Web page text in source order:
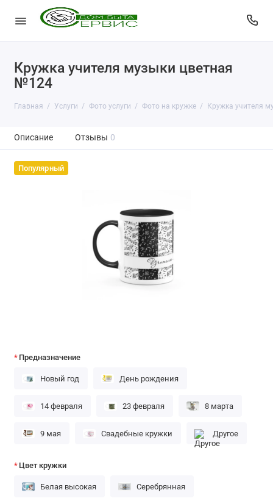
Кружка учителя музыки цветная
№124
Главная Услуги Фото услуги Фото на кружке Кружка учителя
Описание Отзывы 0
Популярный
Предназначение
Новый год День рождения
14 февраля 23 февраля 8 марта
9 мая Свадебные кружки Другое
Цвет кружки
Белая высокая Серебрянная